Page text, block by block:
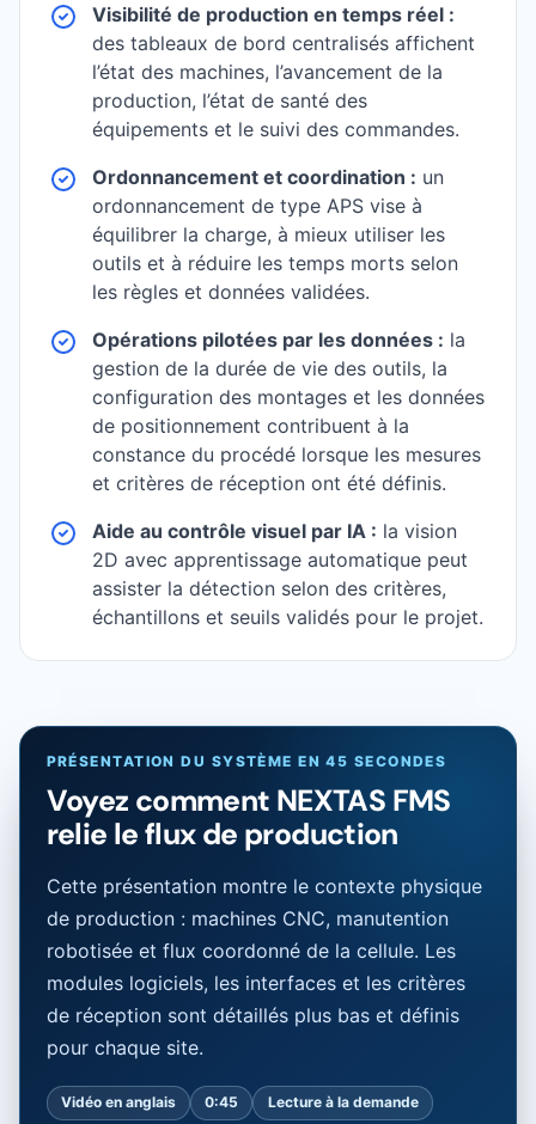
Visibilité de production en temps réel :
des tableaux de bord centralisés affichent
l’état des machines, l’avancement de la
production, l’état de santé des
équipements et le suivi des commandes.
Ordonnancement et coordination : un
ordonnancement de type APS vise à
équilibrer la charge, à mieux utiliser les
outils et à réduire les temps morts selon
les règles et données validées.
Opérations pilotées par les données : la
gestion de la durée de vie des outils, la
configuration des montages et les données
de positionnement contribuent à la
constance du procédé lorsque les mesures
et critères de réception ont été définis.
Aide au contrôle visuel par IA : la vision
2D avec apprentissage automatique peut
assister la détection selon des critères,
échantillons et seuils validés pour le projet.
PRÉSENTATION DU SYSTÈME EN 45 SECONDES
Voyez comment NEXTAS FMS
relie le flux de production
Cette présentation montre le contexte physique
de production : machines CNC, manutention
robotisée et flux coordonné de la cellule. Les
modules logiciels, les interfaces et les critères
de réception sont détaillés plus bas et définis
pour chaque site.
Vidéo en anglais 0:45 Lecture à la demande